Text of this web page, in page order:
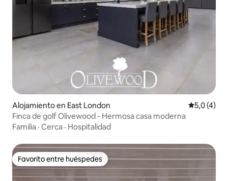
Alojamiento en East London
5,0 (4)
Finca de golf Olivewood - Hermosa casa moderna
Familia · Cerca · Hospitalidad
Favorito entre huéspedes
Favorito entre huéspedes